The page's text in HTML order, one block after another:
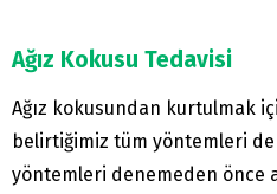
Ağız Kokusu Tedavisi
Ağız kokusundan kurtulmak
belirtiğimiz tüm yöntemleri
yöntemleri denemeden önce